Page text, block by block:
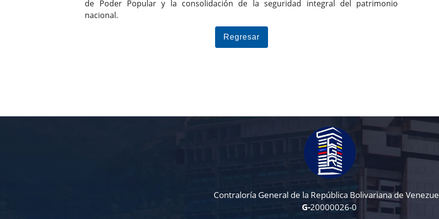
de Poder Popular y la consolidación de la seguridad integral del patrimonio
nacional.
Regresar
Contraloría General de la República Bolivariana de
G-20000026-0